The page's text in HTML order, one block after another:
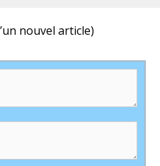
nouvel article)